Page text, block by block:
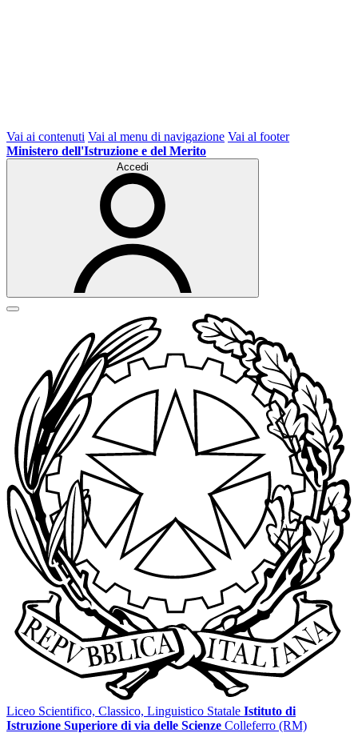
Vai ai contenuti Vai al menu di navigazione Vai al footer
Ministero dell'Istruzione e del Merito
Accedi
Liceo Scientifico, Classico, Linguistico Statale Istituto di
Istruzione Superiore di via delle Scienze Colleferro (RM)